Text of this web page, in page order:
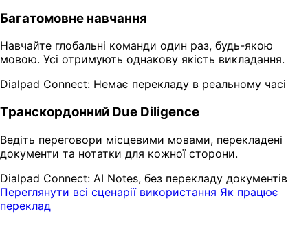
Багатомовне навчання
Навчайте глобальні команди один раз, будь-якою
мовою. Усі отримують однакову якість викладання.
Dialpad Connect: Немає перекладу в реальному часі
Транскордонний Due Diligence
Ведіть переговори місцевими мовами, перекладені
документи та нотатки для кожної сторони.
Dialpad Connect: AI Notes, без перекладу документів
Переглянути всі сценарії використання Як працює
переклад